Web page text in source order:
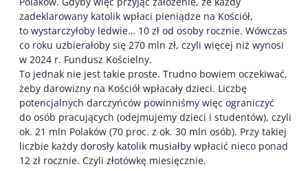
zadeklarowany katolik wpłaci pieniądze na Kościół,
to wystarczyłoby ledwie… 10 zł od osoby rocznie. Wówczas
co roku uzbierałoby się 270 mln zł, czyli więcej niż wynosi
w 2024 r. Fundusz Kościelny.
To jednak nie jest takie proste. Trudno bowiem oczekiwać,
żeby darowizny na Kościół wpłacały dzieci. Liczbę
potencjalnych darczyńców powinniśmy więc ograniczyć
do osób pracujących (odejmujemy dzieci i studentów), czyli
ok. 21 mln Polaków (70 proc. z ok. 30 mln osób). Przy takiej
liczbie każdy dorosły katolik musiałby wpłacić nieco ponad
12 zł rocznie. Czyli złotówkę miesięcznie.